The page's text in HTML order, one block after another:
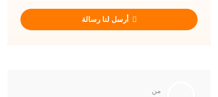
أرسل لنا رسالة
من